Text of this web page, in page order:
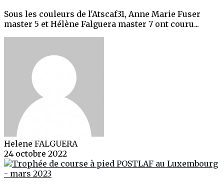
Sous les couleurs de l'Atscaf31, Anne Marie Fuser
master 5 et Hélène Falguera master 7 ont couru...
Helene FALGUERA
24 octobre 2022